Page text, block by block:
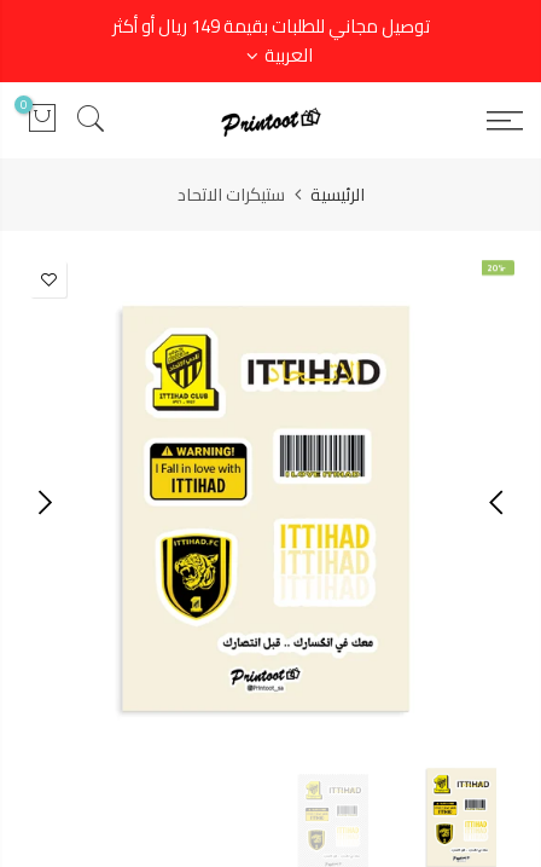
توصيل مجاني للطلبات بقيمة 149 ريال أو أكثر
العربية
0
الرئيسية ستيكرات الاتحاد
-20%